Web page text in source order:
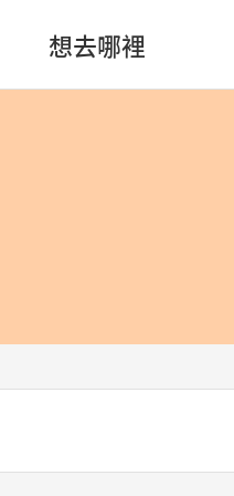
想去哪裡